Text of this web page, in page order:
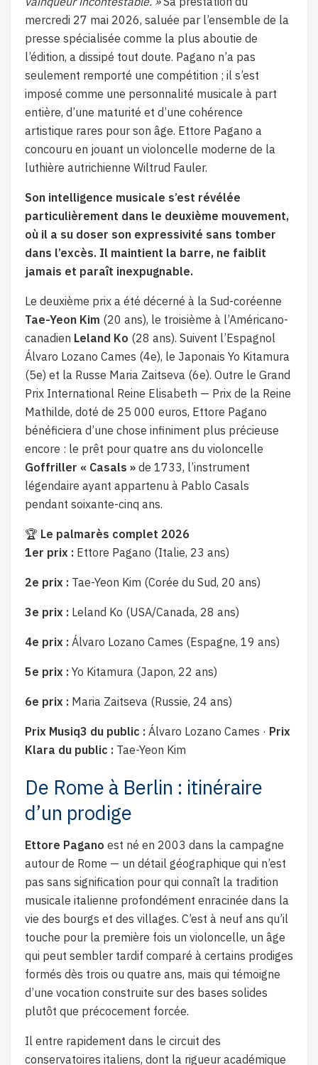
mercredi 27 mai 2026, saluée par l’ensemble de la
presse spécialisée comme la plus aboutie de
l’édition, a dissipé tout doute. Pagano n’a pas
seulement remporté une compétition ; il s’est
imposé comme une personnalité musicale à part
entière, d’une maturité et d’une cohérence
artistique rares pour son âge. Ettore Pagano a
concouru en jouant un violoncelle moderne de la
luthière autrichienne Wiltrud Fauler.
Son intelligence musicale s’est révélée
particulièrement dans le deuxième mouvement,
où il a su doser son expressivité sans tomber
dans l’excès. Il maintient la barre, ne faiblit
jamais et paraît inexpugnable.
Le deuxième prix a été décerné à la Sud-coréenne
Tae-Yeon Kim (20 ans), le troisième à l’Américano-
canadien Leland Ko (28 ans). Suivent l’Espagnol
Álvaro Lozano Cames (4e), le Japonais Yo Kitamura
(5e) et la Russe Maria Zaitseva (6e). Outre le Grand
Prix International Reine Elisabeth — Prix de la Reine
Mathilde, doté de 25 000 euros, Ettore Pagano
bénéficiera d’une chose infiniment plus précieuse
encore : le prêt pour quatre ans du violoncelle
Goffriller « Casals » de 1733, l’instrument
légendaire ayant appartenu à Pablo Casals
pendant soixante-cinq ans.
🏆 Le palmarès complet 2026
1er prix : Ettore Pagano (Italie, 23 ans)
2e prix : Tae-Yeon Kim (Corée du Sud, 20 ans)
3e prix : Leland Ko (USA/Canada, 28 ans)
4e prix : Álvaro Lozano Cames (Espagne, 19 ans)
5e prix : Yo Kitamura (Japon, 22 ans)
6e prix : Maria Zaitseva (Russie, 24 ans)
Prix Musiq3 du public : Álvaro Lozano Cames · Prix
Klara du public : Tae-Yeon Kim
De Rome à Berlin : itinéraire
d’un prodige
Ettore Pagano est né en 2003 dans la campagne
autour de Rome — un détail géographique qui n’est
pas sans signification pour qui connaît la tradition
musicale italienne profondément enracinée dans la
vie des bourgs et des villages. C’est à neuf ans qu’il
touche pour la première fois un violoncelle, un âge
qui peut sembler tardif comparé à certains prodiges
formés dès trois ou quatre ans, mais qui témoigne
d’une vocation construite sur des bases solides
plutôt que précocement forcée.
Il entre rapidement dans le circuit des
conservatoires italiens, dont la rigueur académique